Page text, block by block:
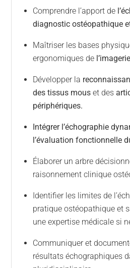
Comprendre l’apport de
diagnostic ostéopathique
Maîtriser les bases
ergonomiques de
Développer la
des tissus mous et des
périphériques.
Intégrer l’échographie
l’évaluation fonctionnelle
Élaborer un arbre
raisonnement clinique
Identifier les limites de
pratique ostéopathique et
une expertise médicale si
Communiquer et
résultats échographiques